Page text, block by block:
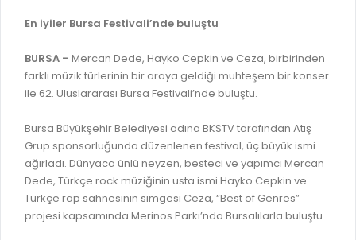
MECLİS
MECLİS ÜYELERİ
KOMİSYON ÜYELERİ
MECLİS GÜNDEMİ VE KARAR ÖZETLERİ
YAYIN / PLAN / RAPOR
STRATEJİK PLANLAR
ORKESTRA KAYIT
BURSA AKADEMİ
ÜCRETSİZ WİFİ NOKTALARI
İTFAİYE RAPORU
ONLİNE KATI ATIK BAŞVURUSU
En iyiler Bursa Festivali’nde buluştu
BURSA – Mercan Dede, Hayko Cepkin ve Ceza, birbirinden
farklı müzik türlerinin bir araya geldiği muhteşem bir konser
ile 62. Uluslararası Bursa Festivali’nde buluştu.
Bursa Büyükşehir Belediyesi adına BKSTV tarafından Atış
Grup sponsorluğunda düzenlenen festival, üç büyük ismi
ağırladı. Dünyaca ünlü neyzen, besteci ve yapımcı Mercan
Dede, Türkçe rock müziğinin usta ismi Hayko Cepkin ve
Türkçe rap sahnesinin simgesi Ceza, “Best of Genres”
projesi kapsamında Merinos Parkı’nda Bursalılarla buluştu.